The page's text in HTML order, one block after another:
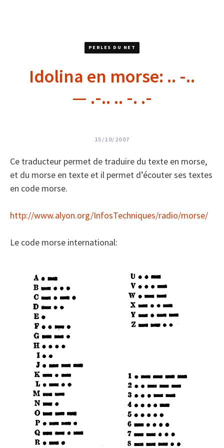
PERLES DU NET
Idolina en morse: .. -..
— .-.. .. -. .-
15/10/2007
Ce traducteur permet de traduire du texte en morse,
et du morse en texte et il permet d’écouter ses textes
en code morse.
http://www.alyon.org/InfosTechniques/radio/morse/
Le code morse international: